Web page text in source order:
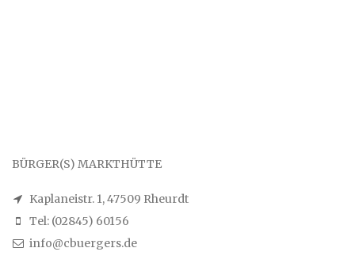
BÜRGER(S) MARKTHÜTTE
Kaplaneistr. 1, 47509 Rheurdt
Tel: (02845) 60156
info@cbuergers.de